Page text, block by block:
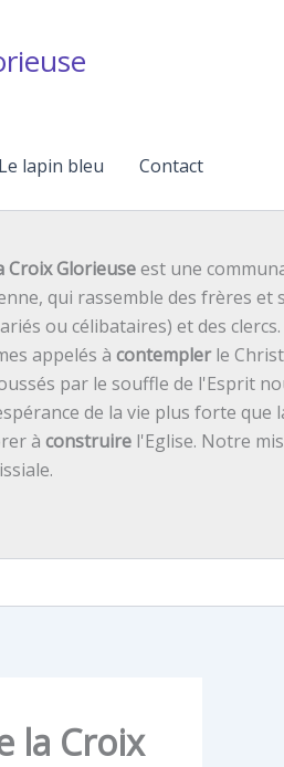
Le lapin bleu Contact
Croix Glorieuseest une
qui rassemble des frères et
ou célibataires) et des
appelés à contemplerle
par le souffle de l'Esprit
de la vie plus forte que
à construirel'Eglise. Notre
la Croix